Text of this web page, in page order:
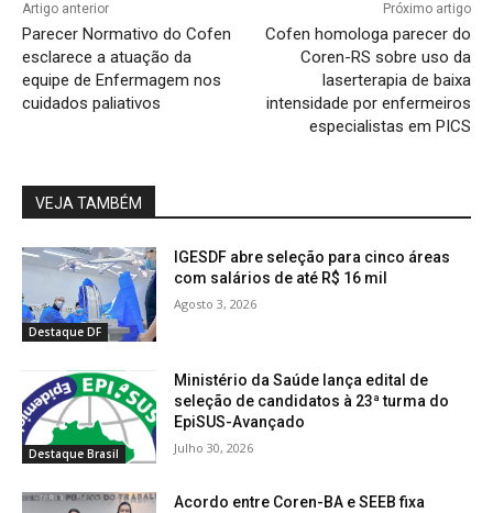
Artigo anterior
Parecer Normativo do Cofen
esclarece a atuação da
equipe de Enfermagem nos
cuidados paliativos
Próximo artigo
Cofen homologa parecer do
Coren-RS sobre uso da
laserterapia de baixa
intensidade por enfermeiros
especialistas em PICS
VEJA TAMBÉM
Destaque DF
IGESDF abre seleção para cinco áreas
com salários de até R$ 16 mil
Agosto 3, 2026
Destaque Brasil
Ministério da Saúde lança edital de
seleção de candidatos à 23ª turma do
EpiSUS-Avançado
Julho 30, 2026
Acordo entre Coren-BA e SEEB fixa